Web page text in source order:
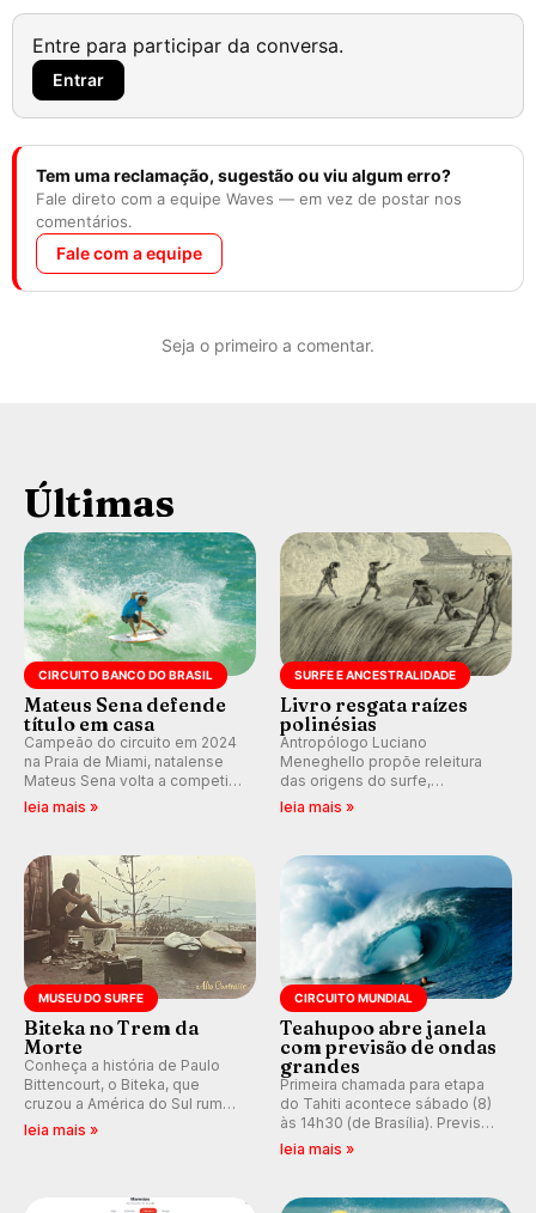
Entre para participar da conversa.
Entrar
Tem uma reclamação, sugestão ou viu algum erro?
Fale direto com a equipe Waves — em vez de postar nos
comentários.
Fale com a equipe
Seja o primeiro a comentar.
Últimas
CIRCUITO BANCO DO BRASIL
Mateus Sena defende
título em casa
Campeão do circuito em 2024
na Praia de Miami, natalense
Mateus Sena volta a competir
em casa em busca de manter a
leia mais »
SURFE E ANCESTRALIDADE
Livro resgata raízes
polinésias
Antropólogo Luciano
Meneghello propõe releitura
das origens do surfe,
resgatando a cultura polinésia
prática em esporte e indústria.
leia mais »
MUSEU DO SURFE
Biteka no Trem da
Morte
Conheça a história de Paulo
Bittencourt, o Biteka, que
cruzou a América do Sul rumo
ao Pacífico em uma jornada
leia mais »
CIRCUITO MUNDIAL
Teahupoo abre janela
com previsão de ondas
grandes
Primeira chamada para etapa
do Tahiti acontece sábado (8)
às 14h30 (de Brasília). Previsão
indica swell consistente.
Kelly Slater convidado.
leia mais »